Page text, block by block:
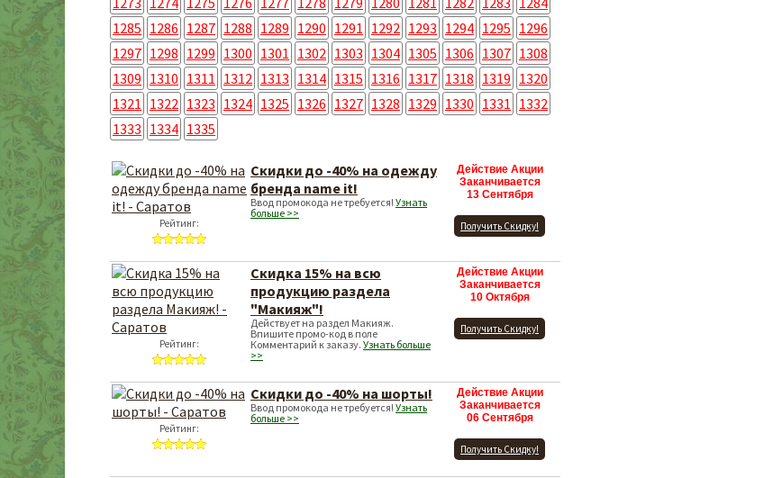
1285 1286 1287 1288 1289 1290 1291 1292 1293 1294 1295 1296
1297 1298 1299 1300 1301 1302 1303 1304 1305 1306 1307 1308
1309 1310 1311 1312 1313 1314 1315 1316 1317 1318 1319 1320
1321 1322 1323 1324 1325 1326 1327 1328 1329 1330 1331 1332
1333 1334 1335
Рейтинг:
Скидки до -40% на одежду
бренда name it!
Ввод промокода не требуется! Узнать
больше >>
Действие Акции
Заканчивается
13 Сентября
Получить Скидку!
Рейтинг:
Cкидка 15% на всю
продукцию раздела
"Макияж"!
Действует на раздел Макияж.
Впишите промо-код в поле
Комментарий к заказу. Узнать больше
>>
Действие Акции
Заканчивается
10 Октября
Получить Скидку!
Рейтинг:
Скидки до -40% на шорты!
Ввод промокода не требуется! Узнать
больше >>
Действие Акции
Заканчивается
06 Сентября
Получить Скидку!